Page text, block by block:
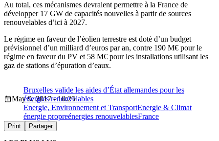
Au total, ces mécanismes devraient permettre à la France de
développer 17 GW de capacités nouvelles à partir de sources
renouvelables d’ici à 2027.
Le régime en faveur de l’éolien terrestre est doté d’un budget
prévisionnel d’un milliard d’euros par an, contre 190 M€ pour le
régime en faveur du PV et 58 M€ pour les installations utilisant les
gaz de stations d’épuration d’eaux.
Bruxelles valide les aides d’État allemandes pour les
énergies renouvelables
May 9, 2017 - 10:25
Energie, Environnement et TransportEnergie & Climat
énergie propreénergies renouvelablesFrance
Print Partager